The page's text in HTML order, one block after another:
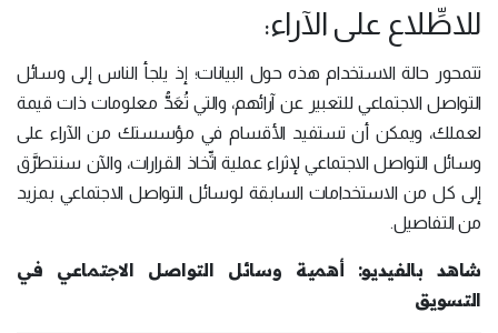
للاطِّلاع على الآراء:
تتمحور حالة الاستخدام هذه حول البيانات؛ إذ يلجأ الناس إلى وسائل
التواصل الاجتماعي للتعبير عن آرائهم، والتي تُعَدُّ معلومات ذات قيمة
لعملك، ويمكن أن تستفيد الأقسام في مؤسستك من الآراء على
وسائل التواصل الاجتماعي لإثراء عملية اتِّخاذ القرارات، والآن سنتطرَّق
إلى كل من الاستخدامات السابقة لوسائل التواصل الاجتماعي بمزيد
من التفاصيل.
شاهد بالفيديو: أهمية وسائل التواصل الاجتماعي في
التسويق